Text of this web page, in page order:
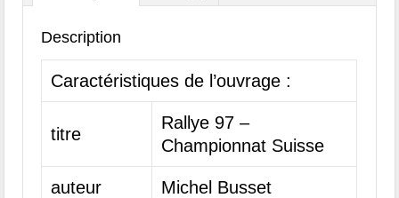
Description
Caractéristiques de l’ouvrage :
titre
Rallye 97 –
Championnat Suisse
auteur Michel Busset